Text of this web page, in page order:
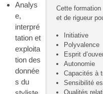
Cette formation
et de rigueur
Initiative
Polyvalence
Esprit
Autonomie
Capacités à
Sensibilité
Qualités
Analys
e,
interpré
tation et
exploita
tion des
donnée
s du